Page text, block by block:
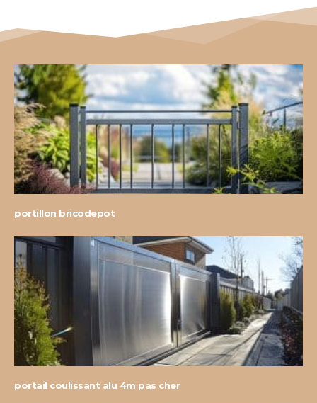
portillon bricodepot
portail coulissant alu 4m pas cher